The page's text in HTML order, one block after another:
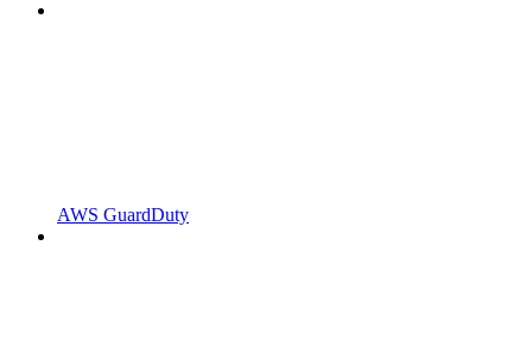
AWS GuardDuty